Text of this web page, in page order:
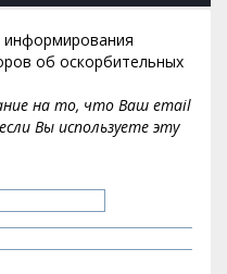
информирования
об оскорбительных
на то, что Ваш email
Вы используете эту